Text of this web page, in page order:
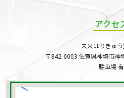
アクセ
未来はりきゅ
〒842-0003 佐賀県神埼市神
駐車場 有